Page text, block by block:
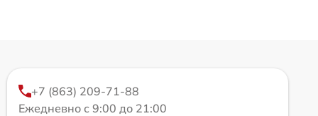
+7 (863) 209-71-88
Ежедневно с 9:00 до 21:00